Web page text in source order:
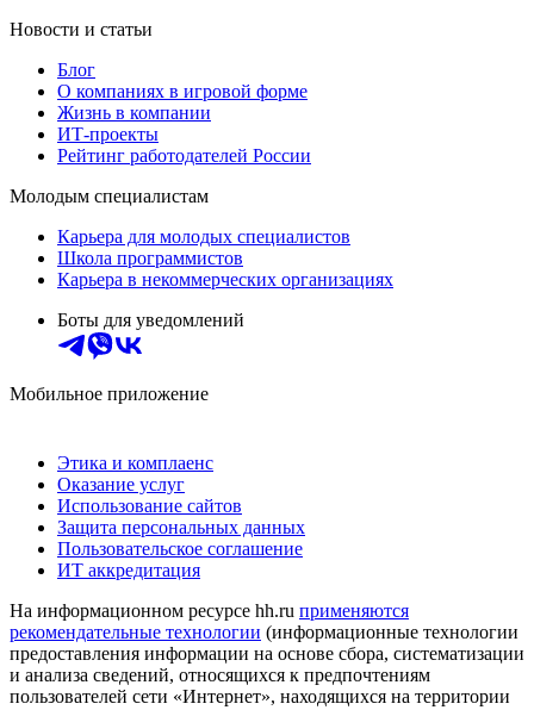
Новости и статьи
Блог
О компаниях в игровой форме
Жизнь в компании
ИТ-проекты
Рейтинг работодателей России
Молодым специалистам
Карьера для молодых специалистов
Школа программистов
Карьера в некоммерческих организациях
Боты для уведомлений
Мобильное приложение
Этика и комплаенс
Оказание услуг
Использование сайтов
Защита персональных данных
Пользовательское соглашение
ИТ аккредитация
На информационном ресурсе hh.ru применяются
рекомендательные технологии (информационные технологии
предоставления информации на основе сбора, систематизации
и анализа сведений, относящихся к предпочтениям
пользователей сети «Интернет», находящихся на территории